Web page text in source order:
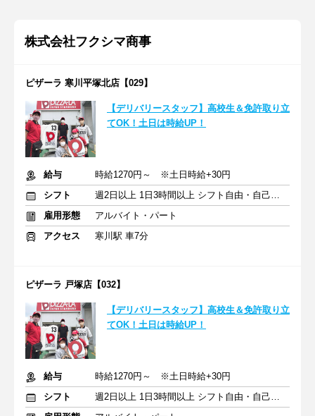
株式会社フクシマ商事
ピザーラ 寒川平塚北店【029】
【デリバリースタッフ】高校生＆免許取り立
てOK！土日は時給UP！
給与
時給1270円～ ※土日時給+30円
シフト
週2日以上 1日3時間以上 シフト自由・自己申告
雇用形態
アルバイト・パート
アクセス
寒川駅 車7分
ピザーラ 戸塚店【032】
【デリバリースタッフ】高校生＆免許取り立
てOK！土日は時給UP！
給与
時給1270円～ ※土日時給+30円
シフト
週2日以上 1日3時間以上 シフト自由・自己申告